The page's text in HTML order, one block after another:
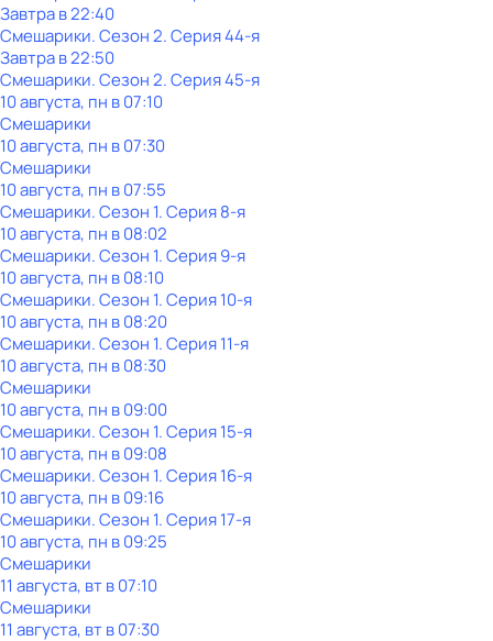
Завтра в 22:40
Смешарики. Сезон 2. Серия 44-я
Завтра в 22:50
Смешарики. Сезон 2. Серия 45-я
10 августа, пн в 07:10
Смешарики
10 августа, пн в 07:30
Смешарики
10 августа, пн в 07:55
Смешарики. Сезон 1. Серия 8-я
10 августа, пн в 08:02
Смешарики. Сезон 1. Серия 9-я
10 августа, пн в 08:10
Смешарики. Сезон 1. Серия 10-я
10 августа, пн в 08:20
Смешарики. Сезон 1. Серия 11-я
10 августа, пн в 08:30
Смешарики
10 августа, пн в 09:00
Смешарики. Сезон 1. Серия 15-я
10 августа, пн в 09:08
Смешарики. Сезон 1. Серия 16-я
10 августа, пн в 09:16
Смешарики. Сезон 1. Серия 17-я
10 августа, пн в 09:25
Смешарики
11 августа, вт в 07:10
Смешарики
11 августа, вт в 07:30